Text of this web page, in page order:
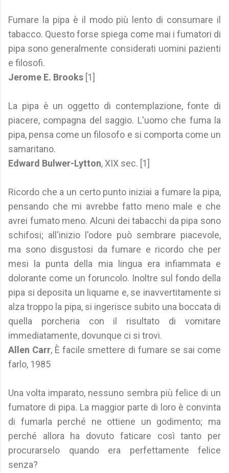
Fumare la pipa è il modo più lento di consumare il
tabacco. Questo forse spiega come mai i fumatori di
pipa sono generalmente considerati uomini pazienti
e filosofi.
Jerome E. Brooks [1]
La pipa è un oggetto di contemplazione, fonte di
piacere, compagna del saggio. L'uomo che fuma la
pipa, pensa come un filosofo e si comporta come un
samaritano.
Edward Bulwer-Lytton, XIX sec. [1]
Ricordo che a un certo punto iniziai a fumare la pipa,
pensando che mi avrebbe fatto meno male e che
avrei fumato meno. Alcuni dei tabacchi da pipa sono
schifosi; all'inizio l'odore può sembrare piacevole,
ma sono disgustosi da fumare e ricordo che per
mesi la punta della mia lingua era infiammata e
dolorante come un foruncolo. Inoltre sul fondo della
pipa si deposita un liquame e, se inavvertitamente si
alza troppo la pipa, si ingerisce subito una boccata di
quella porcheria con il risultato di vomitare
immediatamente, dovunque ci si trovi.
Allen Carr, È facile smettere di fumare se sai come
farlo, 1985
Una volta imparato, nessuno sembra più felice di un
fumatore di pipa. La maggior parte di loro è convinta
di fumarla perché ne ottiene un godimento; ma
perché allora ha dovuto faticare così tanto per
procurarselo quando era perfettamente felice
senza?